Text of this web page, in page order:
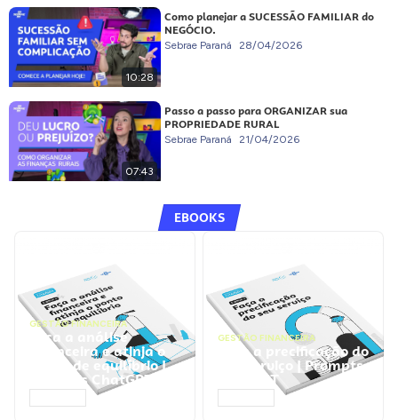
10:28
Como planejar a SUCESSÃO FAMILIAR do
NEGÓCIO.
Sebrae Paraná 28/04/2026
07:43
Passo a passo para ORGANIZAR sua
PROPRIEDADE RURAL
Sebrae Paraná 21/04/2026
EBOOKS
GESTÃO FINANCEIRA
Faça a análise
financeira e atinja o
ponto de equilíbrio |
Prompts ChatGPT
GESTÃO FINANCEIRA
Faça a precificação do
seu serviço | Prompts
ChatGPT